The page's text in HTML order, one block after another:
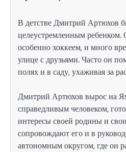
В детстве Дмитрий Артюхов
целеустремленным ребенком.
особенно хоккеем, и много
улице с друзьями. Часто он
полях и в саду, ухаживая за
Дмитрий Артюхов вырос на
справедливым человеком,
интересы своей родины и
сопровождают его и в
автономным округом, где он